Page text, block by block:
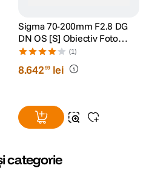
Sigma 70-200mm F2.8 DG
DN OS [S] Obiectiv Foto
Mirrorless Montura Sony E
(1)
8.64299 lei
categorie